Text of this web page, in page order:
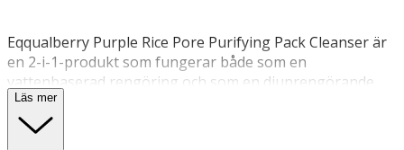
Eqqualberry Purple Rice Pore Purifying Pack Cleanser är
en 2-i-1-produkt som fungerar både som en
vattenbaserad rengöring och som en djuprengörande
lermask. Den innovativa formulan med Purple Rice
Complex, sex olika leror, BHA, PHA och naturliga
Läs mer